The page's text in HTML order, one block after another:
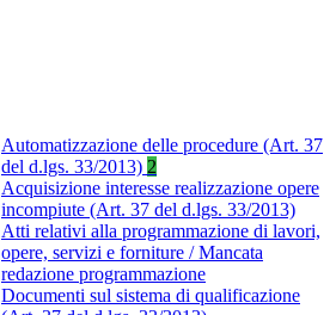
Automatizzazione delle procedure (Art. 37
del d.lgs. 33/2013) 2
Acquisizione interesse realizzazione opere
incompiute (Art. 37 del d.lgs. 33/2013)
Atti relativi alla programmazione di lavori,
opere, servizi e forniture / Mancata
redazione programmazione
Documenti sul sistema di qualificazione